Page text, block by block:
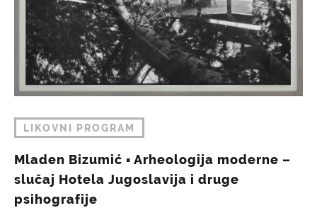
LIKOVNI PROGRAM
Mladen Bizumić ▪︎ Arheologija moderne –
slučaj Hotela Jugoslavija i druge
psihografije